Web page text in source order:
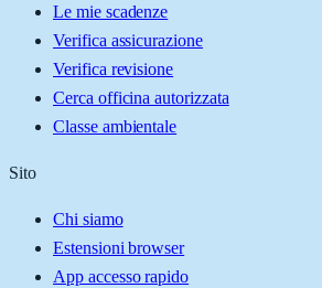
Le mie scadenze
Verifica assicurazione
Verifica revisione
Cerca officina autorizzata
Classe ambientale
Sito
Chi siamo
Estensioni browser
App accesso rapido